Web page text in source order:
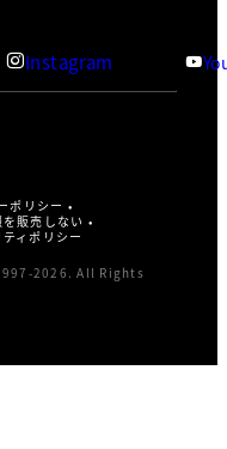
Instagram
ポリシー
販売しない
ィポリシー
2026. All Rights